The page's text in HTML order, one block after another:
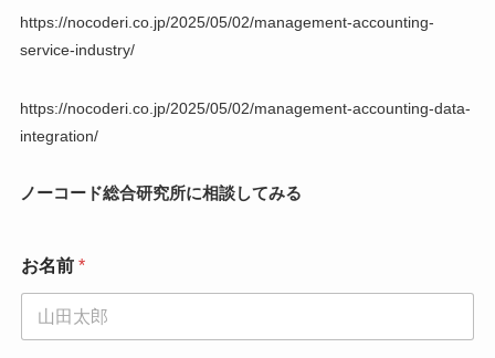
https://nocoderi.co.jp/2025/05/02/management-accounting-
service-industry/
https://nocoderi.co.jp/2025/05/02/management-accounting-data-
integration/
ノーコード総合研究所に相談してみる
お名前 *